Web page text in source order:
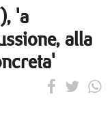
'a
alla